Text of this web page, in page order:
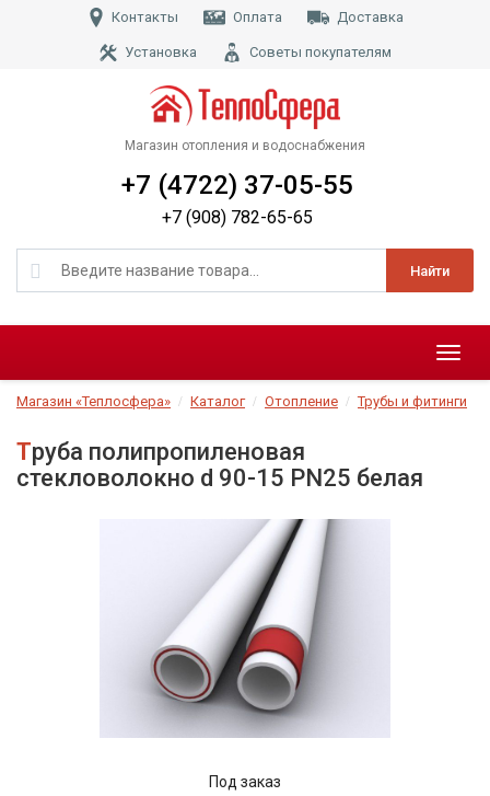
Контакты Оплата Доставка
Установка Советы покупателям
Магазин отопления и водоснабжения
Найти
+7 (4722) 37-05-55
+7 (908) 782-65-65
Меню
Магазин «Теплосфера» Каталог Отопление Трубы и фитинги
Труба полипропиленовая
стекловолокно d 90-15 PN25 белая
Под заказ